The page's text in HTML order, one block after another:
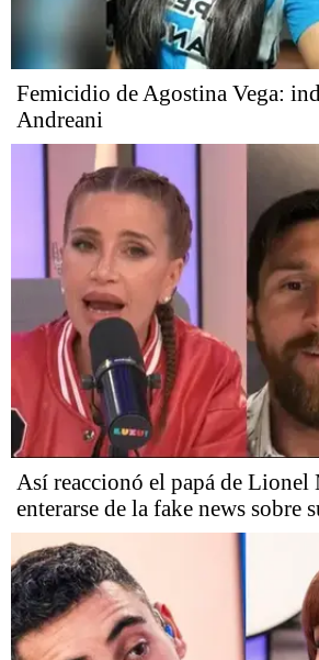
Femicidio de Agostina Vega:
Andreani
Así reaccionó el papá de Lionel
enterarse de la fake news sobre